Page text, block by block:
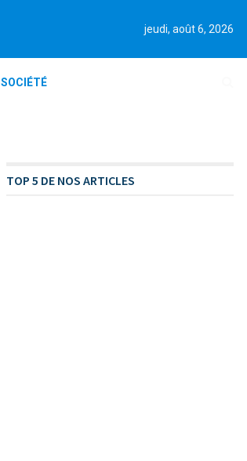
jeudi, août 6, 2026
SOCIÉTÉ
TOP 5 DE NOS ARTICLES